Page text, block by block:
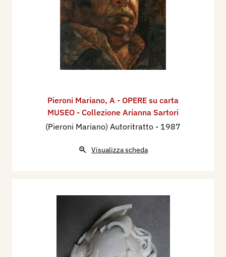
Pieroni Mariano, A - OPERE su carta
MUSEO - Collezione Arianna Sartori
(Pieroni Mariano) Autoritratto - 1987
Visualizza scheda